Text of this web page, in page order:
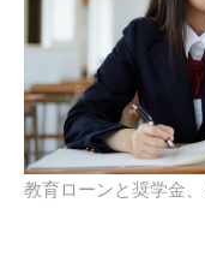
教育ローンと奨学金